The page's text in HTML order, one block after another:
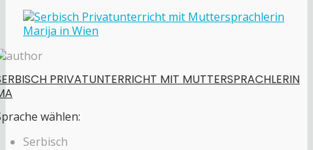
PRIVATUNTERRICHT MIT MUTTERSPRACHLERIN
wählen:
Serbisch